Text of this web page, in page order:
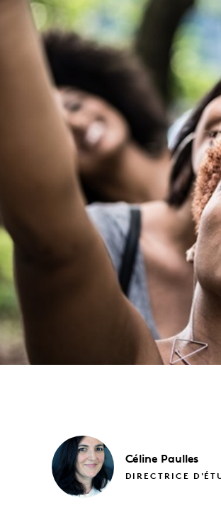
Céline Paulles
DIRECTRICE